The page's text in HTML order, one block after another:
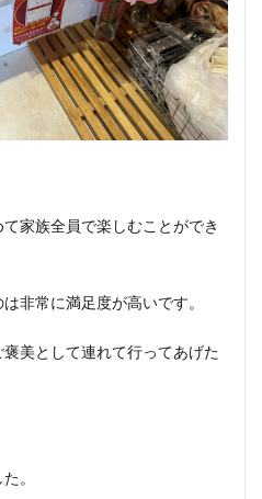
家族全員で楽しむことができ
非常に満足度が高いです。
美として連れて行ってあげた
。